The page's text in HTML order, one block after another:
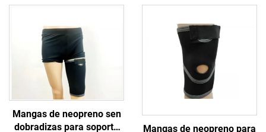
estabilización das
ou rehabilitación para
alivio da dor
para o pé
Mangas de neopreno sen
dobradizas para soporte
Mangas de neopreno para